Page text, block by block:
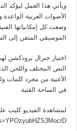
ويأتي هذا العمل ليؤكد
الأصوات العربية
وضعت كل إمكانياتها
الموسيقي المتقن إلى
اختيار جنرال برودكشن
النص المختلف واللحن
الأغنية من مجرد كلمات
في الساحة الفنية.
لمشاهدة الفيديو كليب